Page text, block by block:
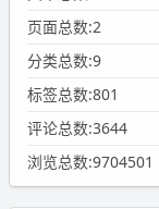
页面总数:2
分类总数:9
标签总数:801
评论总数:3644
浏览总数:9704501